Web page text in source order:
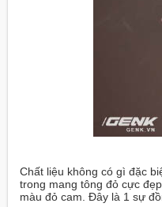
Chất liệu không có gì đặc
trong mang tông đỏ cực
màu đỏ cam. Đây là 1 sự